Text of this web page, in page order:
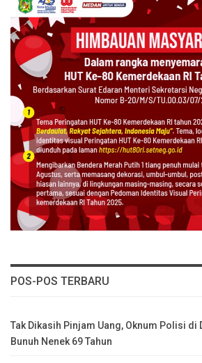
POS-POS TERBARU
Tak Dikasih Pinjam Uang, Oknum Polisi di
Bunuh Nenek 69 Tahun